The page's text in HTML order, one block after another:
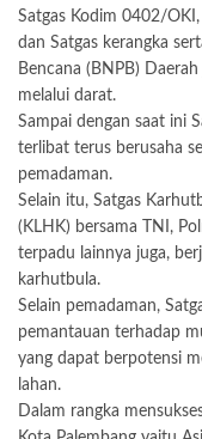
Satgas Kodim 0402/
dan Satgas kerangka
Bencana (BNPB)
melalui darat.
Sampai dengan saat ini
terlibat terus berusaha
pemadaman.
Selain itu, Satgas
(KLHK) bersama TNI,
terpadu lainnya juga,
karhutbula.
Selain pemadaman,
pemantauan terhadap
yang dapat berpotensi
lahan.
Dalam rangka